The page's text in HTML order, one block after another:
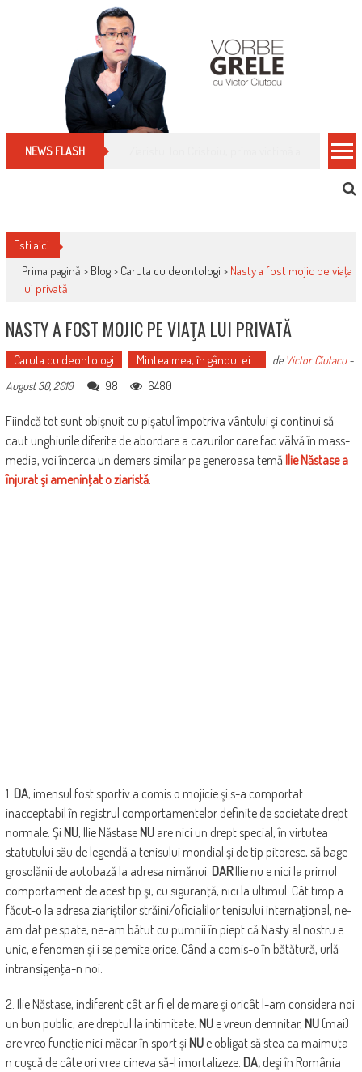
NEWS FLASH Cum îți schimbi, rapid, gratuit și eficient,
Esti aici:
Prima pagină > Blog> Caruta cu deontologi > Nasty a fost mojic pe viaţa
lui privată
NASTY A FOST MOJIC PE VIAŢA LUI PRIVATĂ
Caruta cu deontologi Mintea mea, în gândul ei... de Victor Ciutacu-
August 30, 2010
98 6480
Fiindcă tot sunt obişnuit cu pişatul împotriva vântului şi continui să
caut unghiurile diferite de abordare a cazurilor care fac vâlvă în mass-
media, voi încerca un demers similar pe generoasa temă Ilie Năstase a
înjurat şi ameninţat o ziaristă.
1. DA, imensul fost sportiv a comis o mojicie şi s-a comportat
inacceptabil în registrul comportamentelor definite de societate drept
normale. Şi NU, Ilie Năstase NUare nici un drept special, în virtutea
statutului său de legendă a tenisului mondial şi de tip pitoresc, să bage
grosolănii de autobază la adresa nimănui. DARIlie nu e nici la primul
comportament de acest tip şi, cu siguranţă, nici la ultimul. Cât timp a
făcut-o la adresa ziariştilor străini/oficialilor tenisului internaţional, ne-
am dat pe spate, ne-am bătut cu pumnii în piept că Nasty al nostru e
unic, e fenomen şi i se pemite orice. Când a comis-o în bătătură, urlă
intransigenţa-n noi.
2. Ilie Năstase, indiferent cât ar fi el de mare şi oricât l-am considera noi
un bun public, are dreptul la intimitate. NUe vreun demnitar, NU(mai)
are vreo funcţie nici măcar în sport şi NUe obligat să stea ca maimuţa-
n cuşcă de câte ori vrea cineva să-l imortalizeze. DA,deşi în România